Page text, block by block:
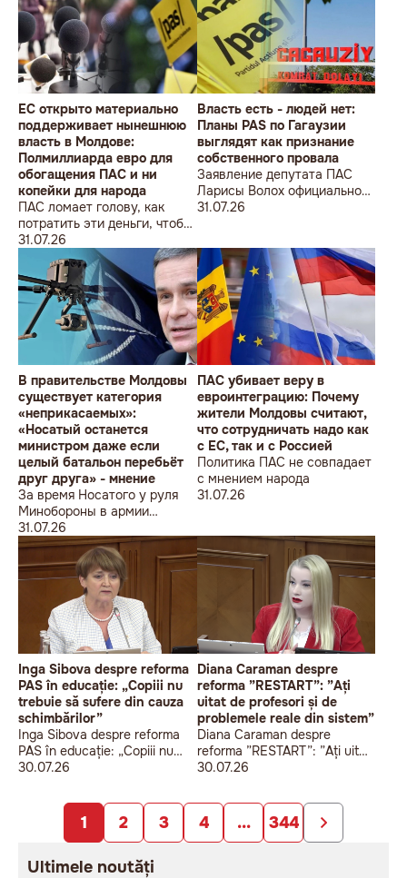
ÎMPOTRIVA MOLDOVEI!
Lecțiile istoriei și provocările
prezentului (la împlinirea a
550 de ani de la bătălia de la
Războieni)
ЕС открыто материально
поддерживает нынешнюю
власть в Молдове:
Полмиллиарда евро для
обогащения ПАС и ни
копейки для народа
ПАС ломает голову, как
потратить эти деньги, чтобы
оппозиция меньше ворчала,
ведь полмиллиарда
незаметно в карман не
положишь
31.07.26
Власть есть - людей нет:
Планы PAS по Гагаузии
выглядят как признание
собственного провала
Заявление депутата ПАС
Ларисы Волох официально
подтвердило провал
Молдовы
31.07.26
В правительстве Молдовы
существует категория
«неприкасаемых»:
«Носатый останется
министром даже если
целый батальон перебьёт
друг друга» - мнение
За время Носатого у руля
Минобороны в армии
погибли 9 человек в мирное
время, включая
несовершеннолетнего
юношу
31.07.26
ПАС убивает веру в
евроинтеграцию: Почему
жители Молдовы считают,
что сотрудничать надо как
с ЕС, так и с Россией
Политика ПАС не совпадает
с мнением народа
31.07.26
Inga Sibova despre reforma
PAS în educație: „Copiii nu
trebuie să sufere din cauza
schimbărilor”
Inga Sibova despre reforma
PAS în educație: „Copiii nu
trebuie să sufere din cauza
30.07.26
Diana Caraman despre
reforma ”RESTART”: ”Ați
uitat de profesori și de
problemele reale din sistem”
Diana Caraman despre
reforma ”RESTART”: ”Ați uitat
de profesori și de problemele
30.07.26
1 2 3 4 ... 344
Ultimele noutăți